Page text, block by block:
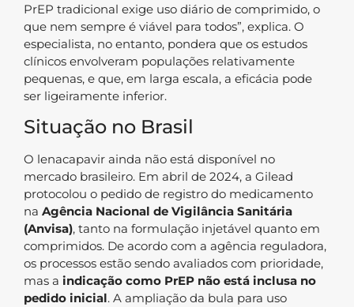
PrEP tradicional exige uso diário de comprimido, o
que nem sempre é viável para todos”, explica. O
especialista, no entanto, pondera que os estudos
clínicos envolveram populações relativamente
pequenas, e que, em larga escala, a eficácia pode
ser ligeiramente inferior.
Situação no Brasil
O lenacapavir ainda não está disponível no
mercado brasileiro. Em abril de 2024, a Gilead
protocolou o pedido de registro do medicamento
na Agência Nacional de Vigilância Sanitária
(Anvisa), tanto na formulação injetável quanto em
comprimidos. De acordo com a agência reguladora,
os processos estão sendo avaliados com prioridade,
mas a indicação como PrEP não está inclusa no
pedido inicial. A ampliação da bula para uso